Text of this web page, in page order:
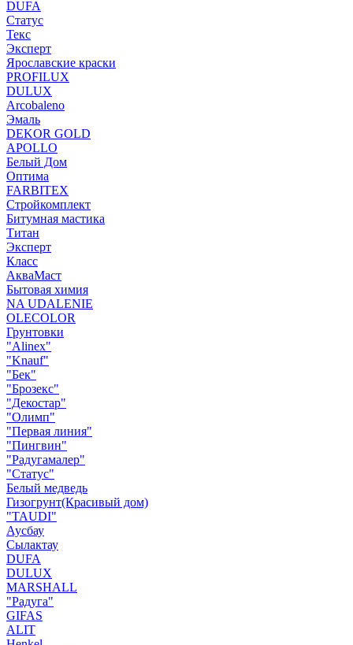
DUFA
Статус
Текс
Эксперт
Ярославские краски
PROFILUX
DULUX
Arcobaleno
Эмаль
DEKOR GOLD
APOLLO
Белый Дом
Оптима
FARBITEX
Стройкомплект
Битумная мастика
Титан
Эксперт
Класс
АкваМаст
Бытовая химия
NA UDALENIE
OLECOLOR
Грунтовки
"Alinex"
"Knauf"
"Бек"
"Брозекс"
"Декостар"
"Олимп"
"Первая линия"
"Пингвин"
"Радугамалер"
"Статус"
Белый медведь
Гизогрунт(Красивый дом)
"TAUDI"
Аусбау
Сылактау
DUFA
DULUX
MARSHALL
"Радуга"
GIFAS
ALIT